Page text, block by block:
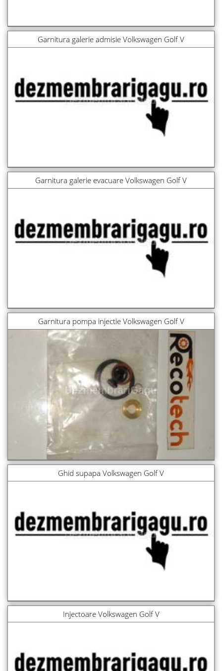
Garnitura galerie admisie Volkswagen Golf V
Garnitura galerie evacuare Volkswagen Golf V
Garnitura pompa injectie Volkswagen Golf V
Ghid supapa Volkswagen Golf V
Injectoare Volkswagen Golf V